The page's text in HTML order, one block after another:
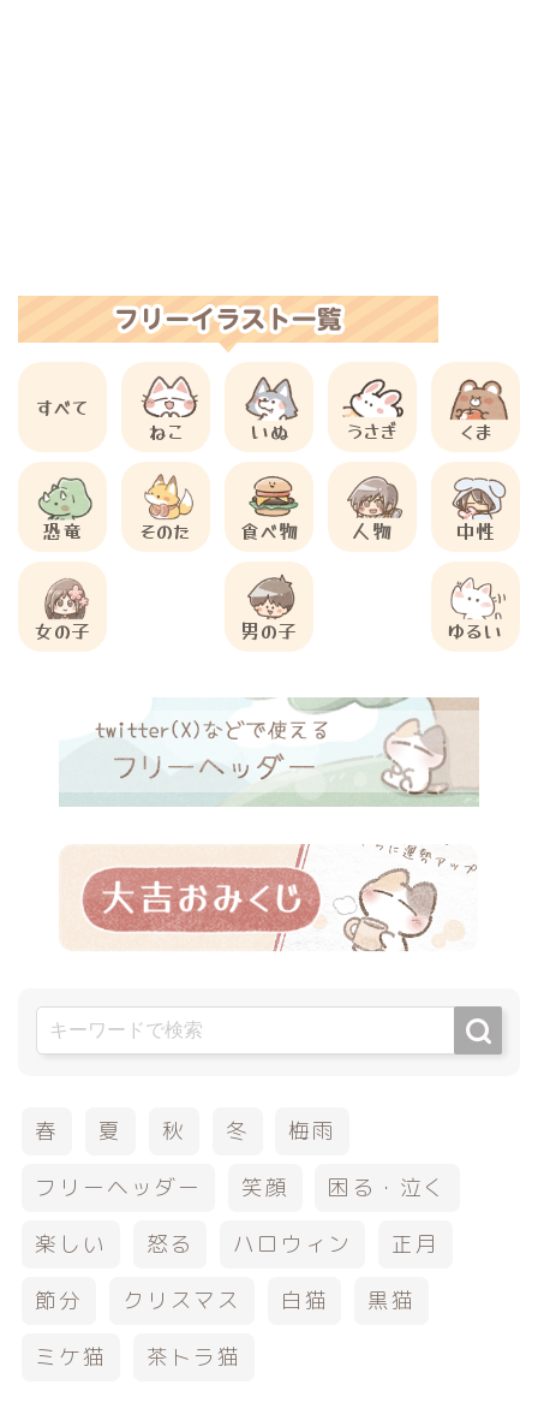
すべて
ねこ
いぬ うさぎ くま
恐竜 そのた 食べ物 人物 中性
女の子 男の子 ゆるい
春 夏 秋 冬
梅雨
フリーヘッダー
笑顔
困る・泣く
楽しい
怒る ハロウィン
正月
節分
クリスマス 白猫
黒猫
ミケ猫
茶トラ猫